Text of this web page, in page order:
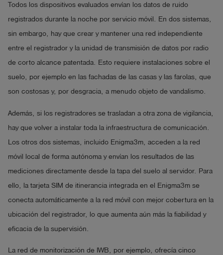
Todos los dispositivos evaluados envían los datos de ruido
registrados durante la noche por servicio móvil. En dos sistemas,
sin embargo, hay que crear y mantener una red independiente
entre el registrador y la unidad de transmisión de datos por radio
de corto alcance patentada. Esto requiere instalaciones sobre el
suelo, por ejemplo en las fachadas de las casas y las farolas, que
son costosas y, por desgracia, a menudo objeto de vandalismo.
Además, si los registradores se trasladan a otra zona de vigilancia,
hay que volver a instalar toda la infraestructura de comunicación.
Los otros dos sistemas, incluido Enigma3m, acceden a la red
móvil local de forma autónoma y envían los resultados de las
mediciones directamente desde la tapa del suelo al servidor. Para
ello, la tarjeta SIM de itinerancia integrada en el Enigma3m se
conecta automáticamente a la red móvil con mejor cobertura en la
ubicación del registrador, lo que aumenta aún más la fiabilidad y
eficacia de la supervisión.
La red de monitorización de IWB, por ejemplo, ofrecía cinco